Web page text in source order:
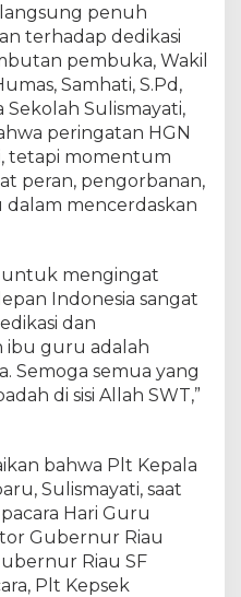
penuh
terhadap dedikasi
pembuka, Wakil
Samhati, S.Pd,
Sulismayati,
peringatan HGN
tetapi momentum
peran, pengorbanan,
mencerdaskan
untuk mengingat
Indonesia sangat
dan
ibu guru adalah
Semoga semua yang
di sisi Allah SWT,”
bahwa Plt Kepala
Sulismayati, saat
Hari Guru
Gubernur Riau
Riau SF
Plt Kepsek